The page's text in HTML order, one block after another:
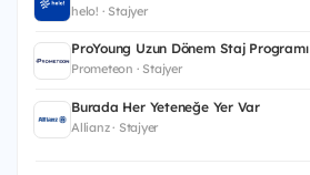
helo! · Stajyer
ProYoung Uzun Dönem Staj Programı
Prometeon · Stajyer
Burada Her Yeteneğe Yer Var
Allianz · Stajyer